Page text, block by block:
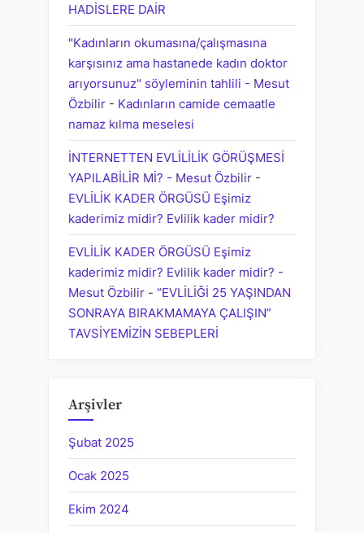
HADİSLERE DAİR
"Kadınların okumasına/çalışmasına
karşısınız ama hastanede kadın doktor
arıyorsunuz" söyleminin tahlili - Mesut
Özbilir - Kadınların camide cemaatle
namaz kılma meselesi
İNTERNETTEN EVLİLİLİK GÖRÜŞMESİ
YAPILABİLİR Mİ? - Mesut Özbilir -
EVLİLİK KADER ÖRGÜSÜ Eşimiz
kaderimiz midir? Evlilik kader midir?
EVLİLİK KADER ÖRGÜSÜ Eşimiz
kaderimiz midir? Evlilik kader midir? -
Mesut Özbilir - “EVLİLİĞİ 25 YAŞINDAN
SONRAYA BIRAKMAMAYA ÇALIŞIN”
TAVSİYEMİZİN SEBEPLERİ
Arşivler
Şubat 2025
Ocak 2025
Ekim 2024